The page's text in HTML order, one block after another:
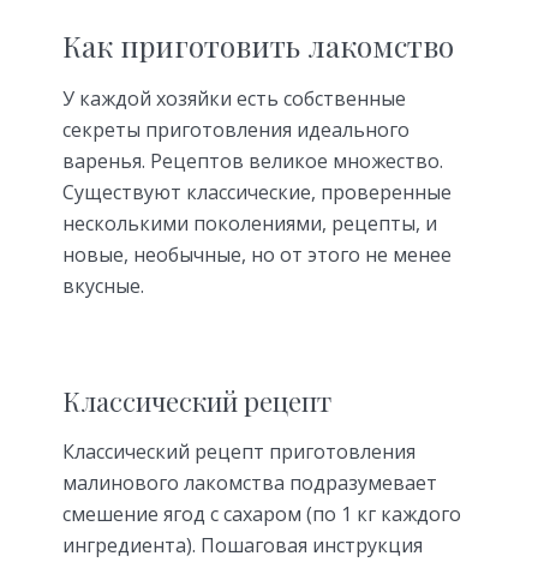
Как приготовить лакомство
У каждой хозяйки есть собственные
секреты приготовления идеального
варенья. Рецептов великое множество.
Существуют классические, проверенные
несколькими поколениями, рецепты, и
новые, необычные, но от этого не менее
вкусные.
Классический рецепт
Классический рецепт приготовления
малинового лакомства подразумевает
смешение ягод с сахаром (по 1 кг каждого
ингредиента). Пошаговая инструкция